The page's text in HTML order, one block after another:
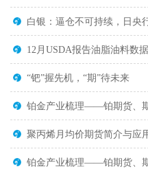
白银：逼仓不可持续，日央
12月USDA报告油脂油料数
“钯”握先机，“期”待未来
铂金产业梳理——铂期货、
聚丙烯月均价期货简介与应
铂金产业梳理——铂期货、